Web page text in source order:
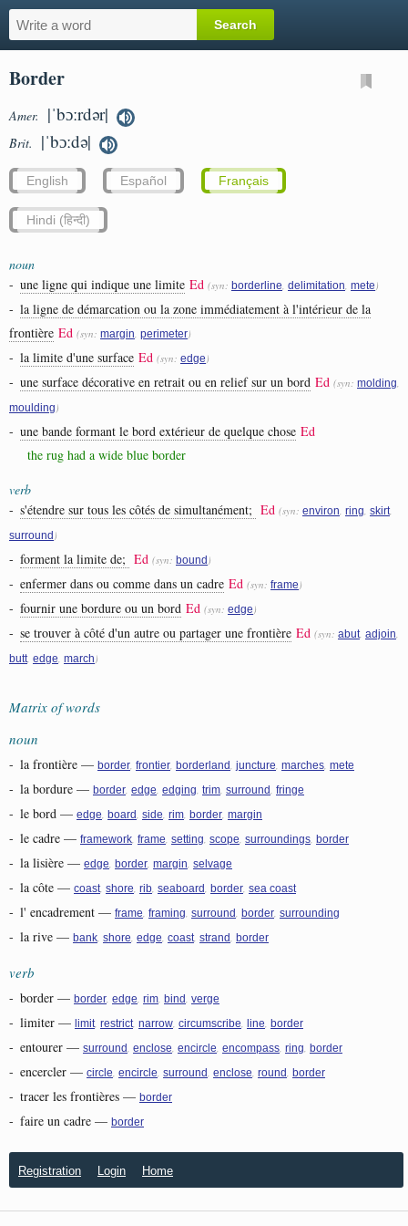
Border
Amer. |ˈbɔːrdər|
Brit. |ˈbɔːdə|
English Español Français
Hindi (हिन्दी)
noun
- une ligne qui indique une limite Ed (syn: borderline delimitation mete )
- la ligne de démarcation ou la zone immédiatement à l'intérieur de la
frontière Ed (syn: margin perimeter)
- la limite d'une surface Ed (syn: edge )
- une surface décorative en retrait ou en relief sur un bord Ed (syn: molding
moulding )
- une bande formant le bord extérieur de quelque chose Ed
the rug had a wide blue border
verb
- s'étendre sur tous les côtés de simultanément; Ed (syn: environ ring skirt
surround )
- forment la limite de; Ed (syn: bound )
- enfermer dans ou comme dans un cadre Ed (syn: frame )
- fournir une bordure ou un bord Ed (syn: edge )
- se trouver à côté d'un autre ou partager une frontière Ed (syn: abut adjoin
butt edge march )
Matrix of words
noun
- la frontière — border frontier borderland juncture marches mete
- la bordure — border edge edging trim surround fringe
- le bord — edge board side rim border margin
- le cadre — framework frame setting scope surroundings border
- la lisière — edge border margin selvage
- la côte — coast shore rib seaboard border sea coast
- l' encadrement — frame framing surround border surrounding
- la rive — bank shore edge coast strand border
verb
- border — border edge rim bind verge
- limiter — limit restrict narrow circumscribe line border
- entourer — surround enclose encircle encompass ring border
- encercler — circle encircle surround enclose round border
- tracer les frontières — border
- faire un cadre — border
Registration Login Home